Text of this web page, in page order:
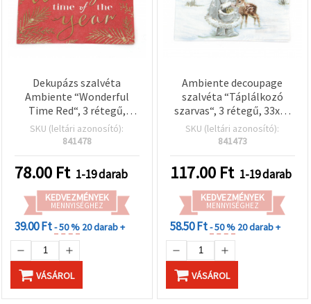
Dekupázs szalvéta
Ambiente “Wonderful
Time Red“, 3 rétegű,
33x33 cm – 1 db
SKU (leltári azonosító):
841478
78.00 Ft 1-19 darab
KEDVEZMÉNYEK
MENNYISÉGHEZ
39.00 Ft- 50 % 20 darab +
VÁSÁROL
Ambiente decoupage
szalvéta “Táplálkozó
szarvas“, 3 rétegű, 33x33
cm - 1 db
SKU (leltári azonosító):
841473
117.00 Ft 1-19 darab
KEDVEZMÉNYEK
MENNYISÉGHEZ
58.50 Ft- 50 % 20 darab +
VÁSÁROL